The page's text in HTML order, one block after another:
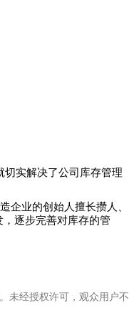
切实解决了公司库存管理
企业的创始人擅长攒人、
逐步完善对库存的管
未经授权许可，观众用户不